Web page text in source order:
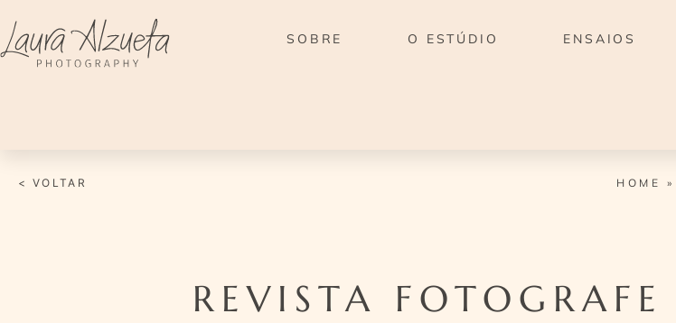
para
o
SOBRE O ESTÚDIO ENSAIOS
< VOLTAR HOME
REVISTA